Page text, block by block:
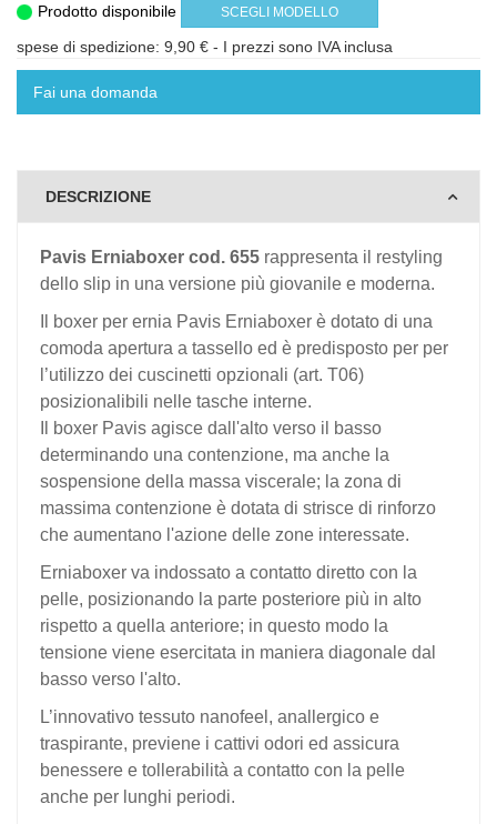
Prodotto disponibile SCEGLI MODELLO
spese di spedizione: 9,90 € - I prezzi sono IVA inclusa
Fai una domanda
DESCRIZIONE
Pavis Erniaboxer cod. 655 rappresenta il restyling
dello slip in una versione più giovanile e moderna.
Il boxer per ernia Pavis Erniaboxer è dotato di una
comoda apertura a tassello ed è predisposto per per
l’utilizzo dei cuscinetti opzionali (art. T06)
posizionalibili nelle tasche interne.
Il boxer Pavis agisce dall'alto verso il basso
determinando una contenzione, ma anche la
sospensione della massa viscerale; la zona di
massima contenzione è dotata di strisce di rinforzo
che aumentano l'azione delle zone interessate.
Erniaboxer va indossato a contatto diretto con la
pelle, posizionando la parte posteriore più in alto
rispetto a quella anteriore; in questo modo la
tensione viene esercitata in maniera diagonale dal
basso verso l'alto.
L’innovativo tessuto nanofeel, anallergico e
traspirante, previene i cattivi odori ed assicura
benessere e tollerabilità a contatto con la pelle
anche per lunghi periodi.